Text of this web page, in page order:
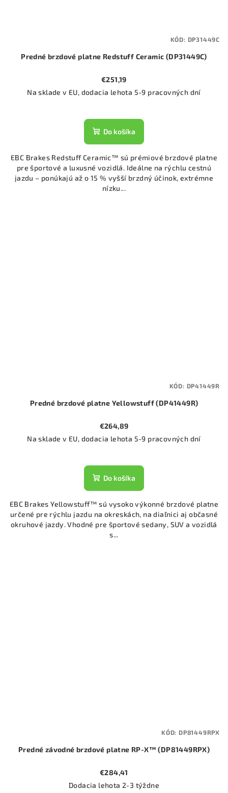
Predné brzdové platne Redstuff Ceramic (DP31449C)
€251,19
Na sklade v EU, dodacia lehota 5-9 pracovných dní
Do košíka
EBC Brakes Redstuff Ceramic™ sú prémiové brzdové platne
pre športové a luxusné vozidlá. Ideálne na rýchlu cestnú
jazdu – ponúkajú až o 15 % vyšší brzdný účinok, extrémne
nízku...
KÓD: DP31449C
Predné brzdové platne Yellowstuff (DP41449R)
€264,89
Na sklade v EU, dodacia lehota 5-9 pracovných dní
Do košíka
EBC Brakes Yellowstuff™ sú vysoko výkonné brzdové platne
určené pre rýchlu jazdu na okreskách, na diaľnici aj občasné
okruhové jazdy. Vhodné pre športové sedany, SUV a vozidlá
s...
KÓD: DP41449R
Predné závodné brzdové platne RP-X™ (DP81449RPX)
€284,41
Dodacia lehota 2-3 týždne
KÓD: DP81449RPX